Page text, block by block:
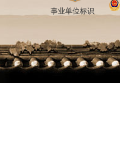
事业单位标识